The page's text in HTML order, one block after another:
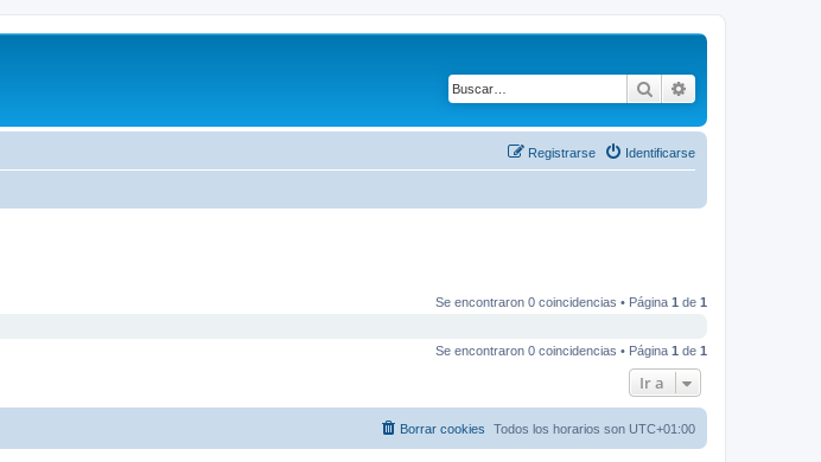
Buscar
Identificarse
Registrarse
Se encontraron 0 coincidencias • Página 1 de 1
Se encontraron 0 coincidencias • Página 1 de 1
Ir a
Todos los horarios son UTC+01:00
Borrar cookies